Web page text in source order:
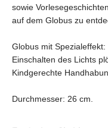
sowie
auf dem Globus zu
Globus mit
Einschalten des Lichts
Kindgerechte
Durchmesser: 26 cm.